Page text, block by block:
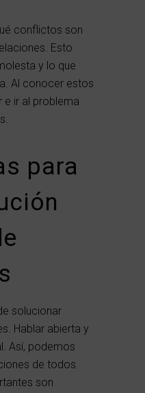
conflictos son
Esto
y lo que
Al conocer estos
e ir al problema
para
solucionar
Hablar abierta y
Así, podemos
de todos.
son